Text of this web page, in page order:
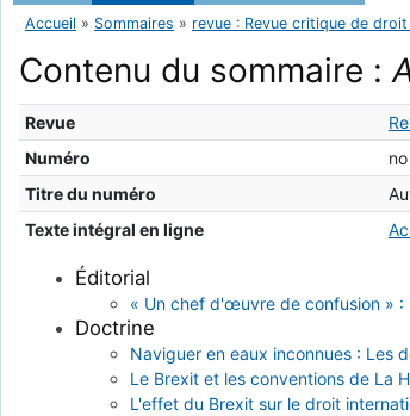
Accueil » Sommaires » revue : Revue critique de
Contenu du sommaire :
Revue
Numéro
Titre du numéro
Texte intégral en ligne
Éditorial
« Un chef d'œuvre de confusion » :
Doctrine
Naviguer en eaux inconnues : Les
Le Brexit et les conventions de La
L'effet du Brexit sur le droit